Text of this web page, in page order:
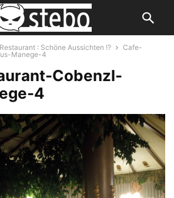
: Schöne Aussichten !?
Cafe-
Manege-4
Cobenzl-
4